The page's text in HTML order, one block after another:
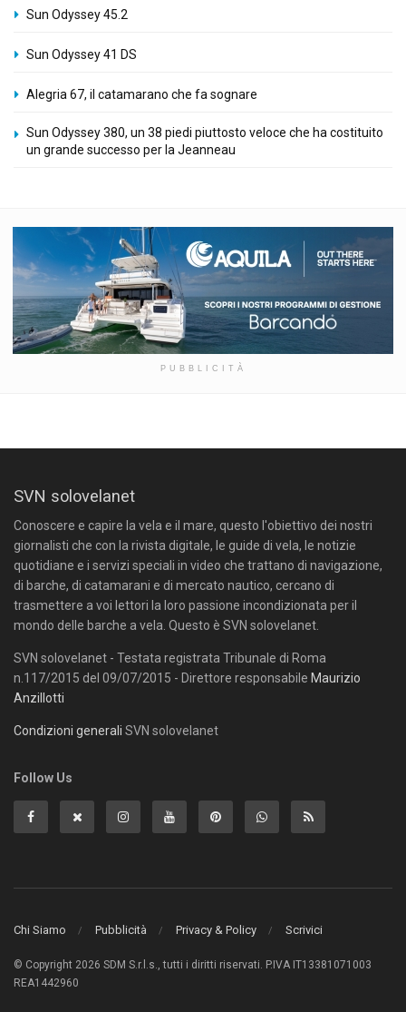
Sun Odyssey 45.2
Sun Odyssey 41 DS
Alegria 67, il catamarano che fa sognare
Sun Odyssey 380, un 38 piedi piuttosto veloce che ha costituito
un grande successo per la Jeanneau
PUBBLICITÀ
SVN solovelanet
Conoscere e capire la vela e il mare, questo l'obiettivo dei nostri
giornalisti che con la rivista digitale, le guide di vela, le notizie
quotidiane e i servizi speciali in video che trattano di navigazione,
di barche, di catamarani e di mercato nautico, cercano di
trasmettere a voi lettori la loro passione incondizionata per il
mondo delle barche a vela. Questo è SVN solovelanet.
SVN solovelanet - Testata registrata Tribunale di Roma
n.117/2015 del 09/07/2015 - Direttore responsabile Maurizio
Anzillotti
Condizioni generali SVN solovelanet
Follow Us
Chi Siamo Pubblicità Privacy & Policy Scrivici
© Copyright 2026 SDM S.r.l.s., tutti i diritti riservati. P.IVA IT13381071003
REA1442960